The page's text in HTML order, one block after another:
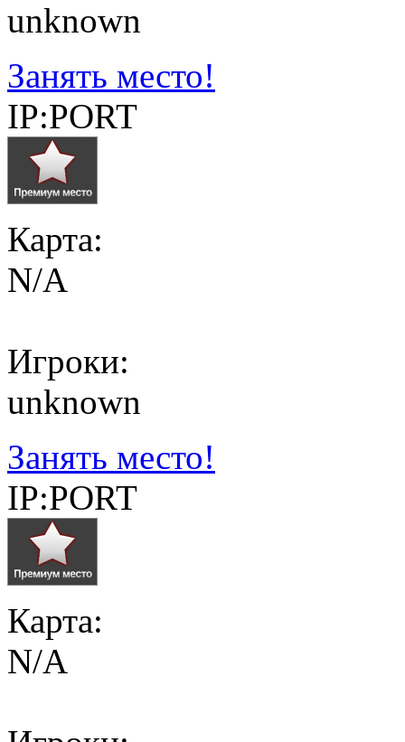
unknown
Занять место!
IP:PORT
Карта:
N/A
Игроки:
unknown
Занять место!
IP:PORT
Карта:
N/A